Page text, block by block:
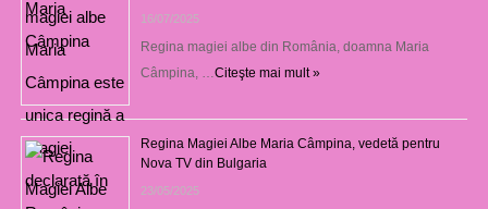
16/07/2025
Regina magiei albe din România, doamna Maria
Câmpina, … Citeşte mai mult »
Regina Magiei Albe Maria Câmpina, vedetă pentru
Nova TV din Bulgaria
23/05/2025